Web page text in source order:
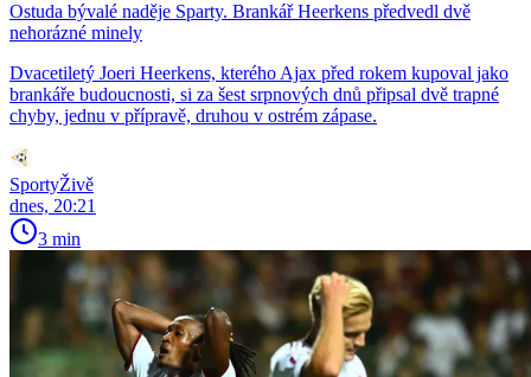
Ostuda bývalé naděje Sparty. Brankář Heerkens předvedl dvě
nehorázné minely
Dvacetiletý Joeri Heerkens, kterého Ajax před rokem kupoval jako
brankáře budoucnosti, si za šest srpnových dnů připsal dvě trapné
chyby, jednu v přípravě, druhou v ostrém zápase.
SportyŽivě
dnes, 20:21
3 min